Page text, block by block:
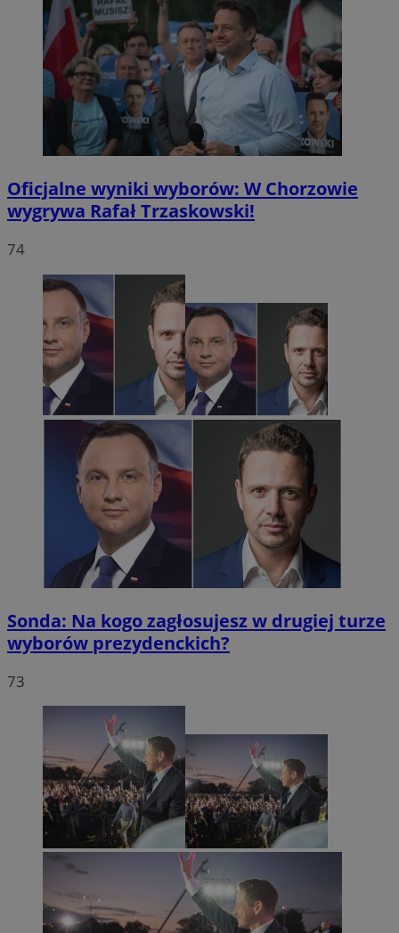
Oficjalne wyniki wyborów: W Chorzowie
wygrywa Rafał Trzaskowski!
74
Sonda: Na kogo zagłosujesz w drugiej turze
wyborów prezydenckich?
73